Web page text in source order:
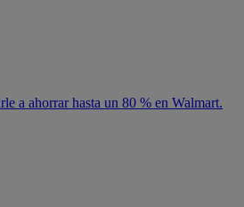
a ahorrar hasta un 80 % en Walmart.